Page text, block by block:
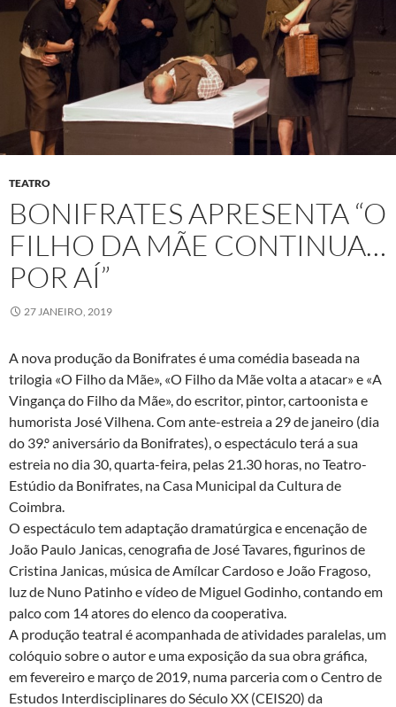
TEATRO
BONIFRATES APRESENTA “O
FILHO DA MÃE CONTINUA…
POR AÍ”
27 JANEIRO, 2019
A nova produção da Bonifrates é uma comédia baseada na
trilogia «O Filho da Mãe», «O Filho da Mãe volta a atacar» e «A
Vingança do Filho da Mãe», do escritor, pintor, cartoonista e
humorista José Vilhena. Com ante-estreia a 29 de janeiro (dia
do 39.º aniversário da Bonifrates), o espectáculo terá a sua
estreia no dia 30, quarta-feira, pelas 21.30 horas, no Teatro-
Estúdio da Bonifrates, na Casa Municipal da Cultura de
Coimbra.
O espectáculo tem adaptação dramatúrgica e encenação de
João Paulo Janicas, cenografia de José Tavares, figurinos de
Cristina Janicas, música de Amílcar Cardoso e João Fragoso,
luz de Nuno Patinho e vídeo de Miguel Godinho, contando em
palco com 14 atores do elenco da cooperativa.
A produção teatral é acompanhada de atividades paralelas, um
colóquio sobre o autor e uma exposição da sua obra gráfica,
em fevereiro e março de 2019, numa parceria com o Centro de
Estudos Interdisciplinares do Século XX (CEIS20) da